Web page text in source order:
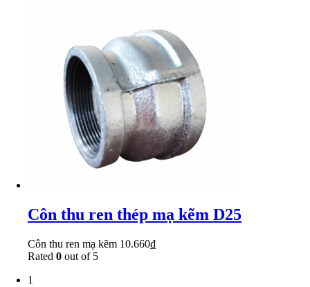
Côn thu ren thép mạ kẽm D25
Côn thu ren mạ kẽm 10.660₫
Rated 0 out of 5
1